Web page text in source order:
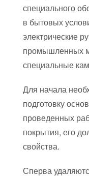
специального
в бытовых
электрические
промышленных
специальные
Для начала
подготовку
проведенных
покрытия, его
свойства.
Сперва